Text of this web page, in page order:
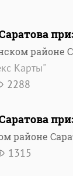
районе
Карты"
2288
районе
1315